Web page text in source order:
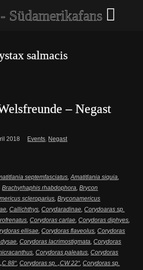
salmacis
– Negast
2018 Events, Negast
septemfasciatus,Amatitlania siquia,
Brachyrhaphis rhabdophora,Brycon
scleroparius,Bryconamericus
,Callichthys,Corydaradinae,Corydoaras sp.
,Corydoras carlae,Corydoras diphyes,
ellisae,Corydoras flaveolus,Corydoras
,Corydoras lacrimostigmata,Corydoras
,Corydoras paleatus,Corydoras
88“,Corydoras sp. „CW 22“,Corydoras sp.